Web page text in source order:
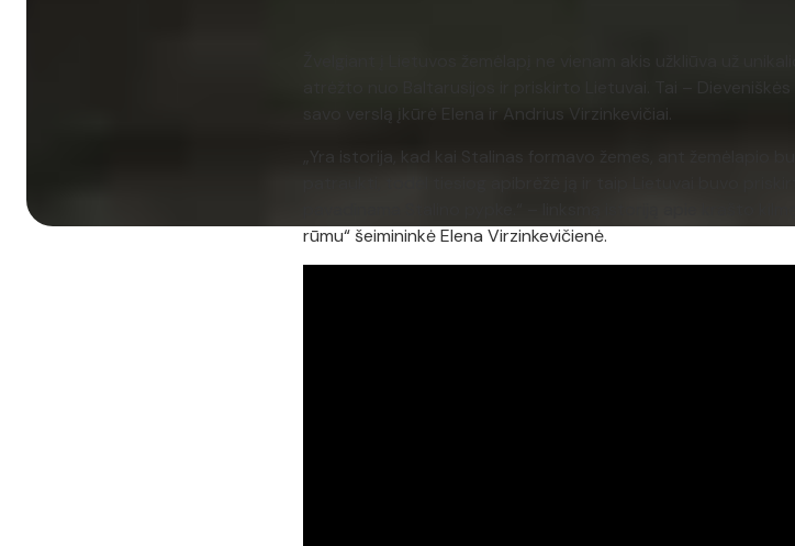
atrėžto nuo Baltarusijos ir priskirto Lietuvai. Tai –
savo verslą įkūrė Elena ir Andrius Virzinkevičiai.
„Yra istorija, kad kai Stalinas formavo žemes, ant žemėlapio
rūmu“ šeimininkė Elena Virzinkevičienė.